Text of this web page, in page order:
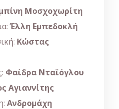
Μοσχοχωρίτη
Έλλη Εμπεδοκλή
Κώστας
Φαίδρα Νταϊόγλου
Αγιαννίτης
Ανδρομάχη